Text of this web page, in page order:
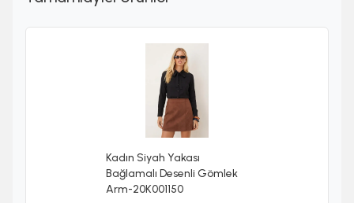
Kadın Siyah Yakası
Bağlamalı Desenli Gömlek
Arm-20K001150